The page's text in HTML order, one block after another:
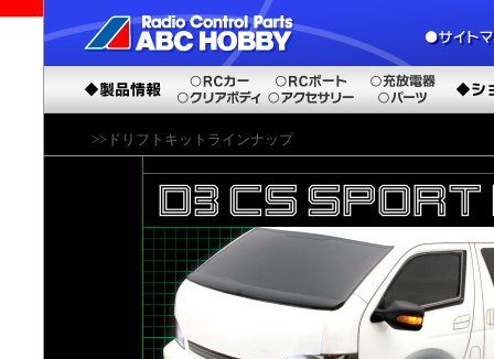
>>ドリフトキットラインナップ